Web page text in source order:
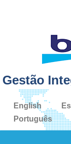
Gestão
English
Português